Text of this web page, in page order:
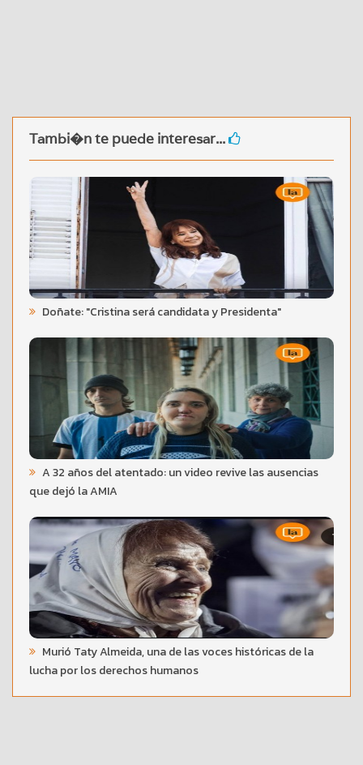
Tambi�n te puede interesar...
Doñate: "Cristina será candidata y Presidenta"
A 32 años del atentado: un video revive las ausencias
que dejó la AMIA
Murió Taty Almeida, una de las voces históricas de la
lucha por los derechos humanos